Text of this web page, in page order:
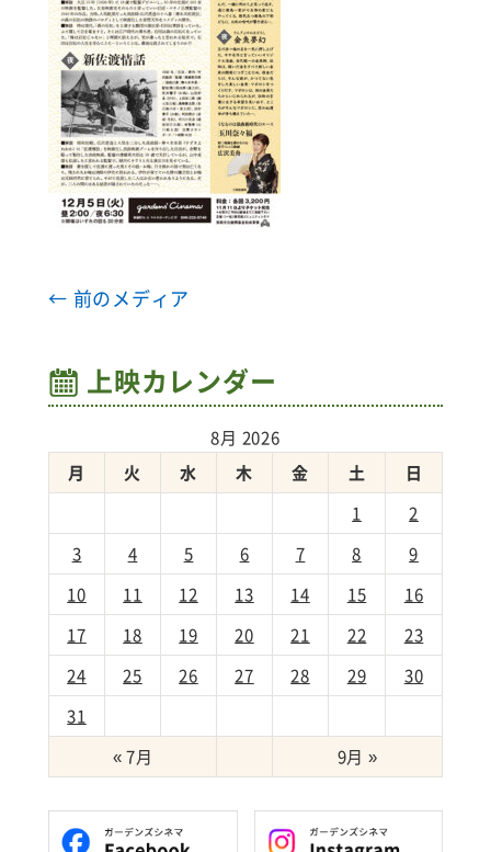
← 前のメディア
上映カレンダー
8月 2026
月
火 水 木 金 土
日
1
2
3
4 5 6 7 8
9
10
11 12 13 14 15
16
17
18 19 20 21 22
23
24
25 26 27 28 29
30
31
« 7月
9月 »